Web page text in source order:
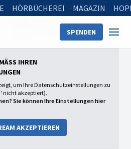
HÖRBÜCHEREI MAGAZIN
SPENDEN
Die Bibel – Das Leben
Zeugnis von Gott ablegen
IHREN D
um Ihre Datenschutzeinstellungen zu
nicht akzeptiert).
Sie können Ihre Einstellungen hier
AKZEPTIEREN